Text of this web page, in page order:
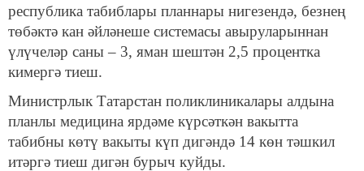
республика табиблары планнары нигезендә, безнең
төбәктә кан әйләнеше системасы авыруларыннан
үлүчеләр саны – 3, яман шештән 2,5 процентка
кимергә тиеш.
Министрлык Татарстан поликлиникалары алдына
планлы медицина ярдәме күрсәткән вакытта
табибны көтү вакыты күп дигәндә 14 көн тәшкил
итәргә тиеш дигән бурыч куйды.